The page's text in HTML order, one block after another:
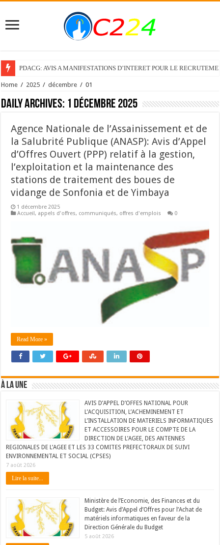
PDACG: AVIS A MANIFESTATIONS D’INTERET POUR LE
Home / 2025 / décembre / 01
Daily Archives: 1 décembre 2025
Agence Nationale de l’Assainissement et de
la Salubrité Publique (ANASP): Avis d’Appel
d’Offres Ouvert (PPP) relatif à la gestion,
l’exploitation et la maintenance des
stations de traitement des boues de
vidange de Sonfonia et de Yimbaya
1 décembre 2025
Accueil, appels d'offres, communiqués, offres d'emplois 0
Read More »
À LA UNE
AVIS D’APPEL D’OFFES NATIONAL POUR
L’ACQUISITION, L’ACHEMINEMENT ET
L’INSTALLATION DE MATERIELS INFORMATIQUES
ET ACCESSOIRES POUR LE COMPTE DE LA
DIRECTION DE L’AGEE, DES ANTENNES
REGIONALES DE L’AGEE ET LES 33 COMITES PREFECTORAUX DE SUIVI
ENVIRONNEMENTAL ET SOCIAL (CPSES)
7 août 2026
Lire la suite...
Ministère de l’Economie, des Finances et du
Budget: Avis d’Appel d’Offres pour l’Achat de
matériels informatiques en faveur de la
Direction Générale du Budget
5 août 2026